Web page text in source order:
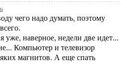
чего надо думать, поэтому
уже, наверное, недели две идет...
Компьютер и телевизор
магнитов. А еще спать